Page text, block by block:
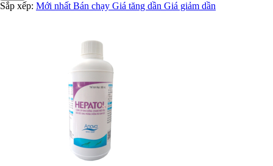
Sắp xếp: Mới nhất Bán chạy Giá tăng dần Giá giảm dần